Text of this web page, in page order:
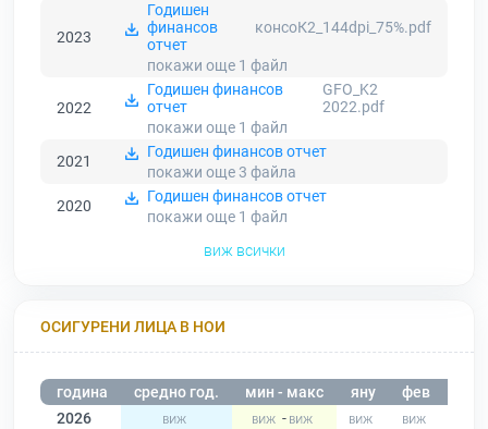
2023
Годишен
финансов
отчет
консоК2_144dpi_75%.pdf
покажи още 1 файл
2022
Годишен финансов
отчет
GFO_K2
2022.pdf
покажи още 1 файл
2021
Годишен финансов отчет
покажи още 3 файла
2020
Годишен финансов отчет
покажи още 1 файл
виж всички
ОСИГУРЕНИ ЛИЦА В НОИ
година средно год. мин - макс яну фев
2026
-